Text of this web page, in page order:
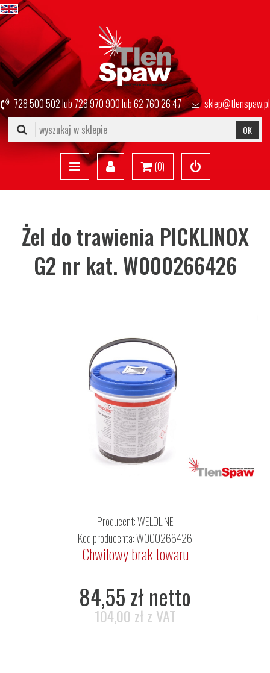
728 500 502lub728 970 900lub62 760 26 47 sklep@tlenspaw.pl
OK
(0)
Żel do trawienia PICKLINOX
G2 nr kat. W000266426
Producent:WELDLINE
Kod producenta: W000266426
Chwilowy brak towaru
84,55 zł netto
104,00 zł z VAT